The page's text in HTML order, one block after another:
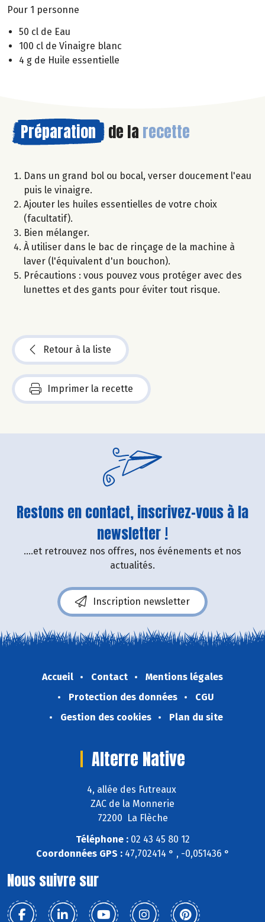
Pour 1 personne
50 cl de Eau
100 cl de Vinaigre blanc
4 g de Huile essentielle
Préparation de la recette
Dans un grand bol ou bocal, verser doucement l'eau
puis le vinaigre.
Ajouter les huiles essentielles de votre choix
(facultatif).
Bien mélanger.
À utiliser dans le bac de rinçage de la machine à
laver (l'équivalent d'un bouchon).
Précautions : vous pouvez vous protéger avec des
lunettes et des gants pour éviter tout risque.
Retour à la liste
Imprimer la recette
Restons en contact, inscrivez-vous à la
newsletter !
....et retrouvez nos offres, nos événements et nos
actualités.
Inscription newsletter
Accueil Contact
Mentions légales
Protection des données
CGU
Gestion des cookies
Plan du site
Alterre Native
4, allée des Futreaux
ZAC de la Monnerie
72200 La Flèche
Téléphone :02 43 45 80 12
Coordonnées GPS :47,702414 ° , -0,051436 °
Nous suivre sur